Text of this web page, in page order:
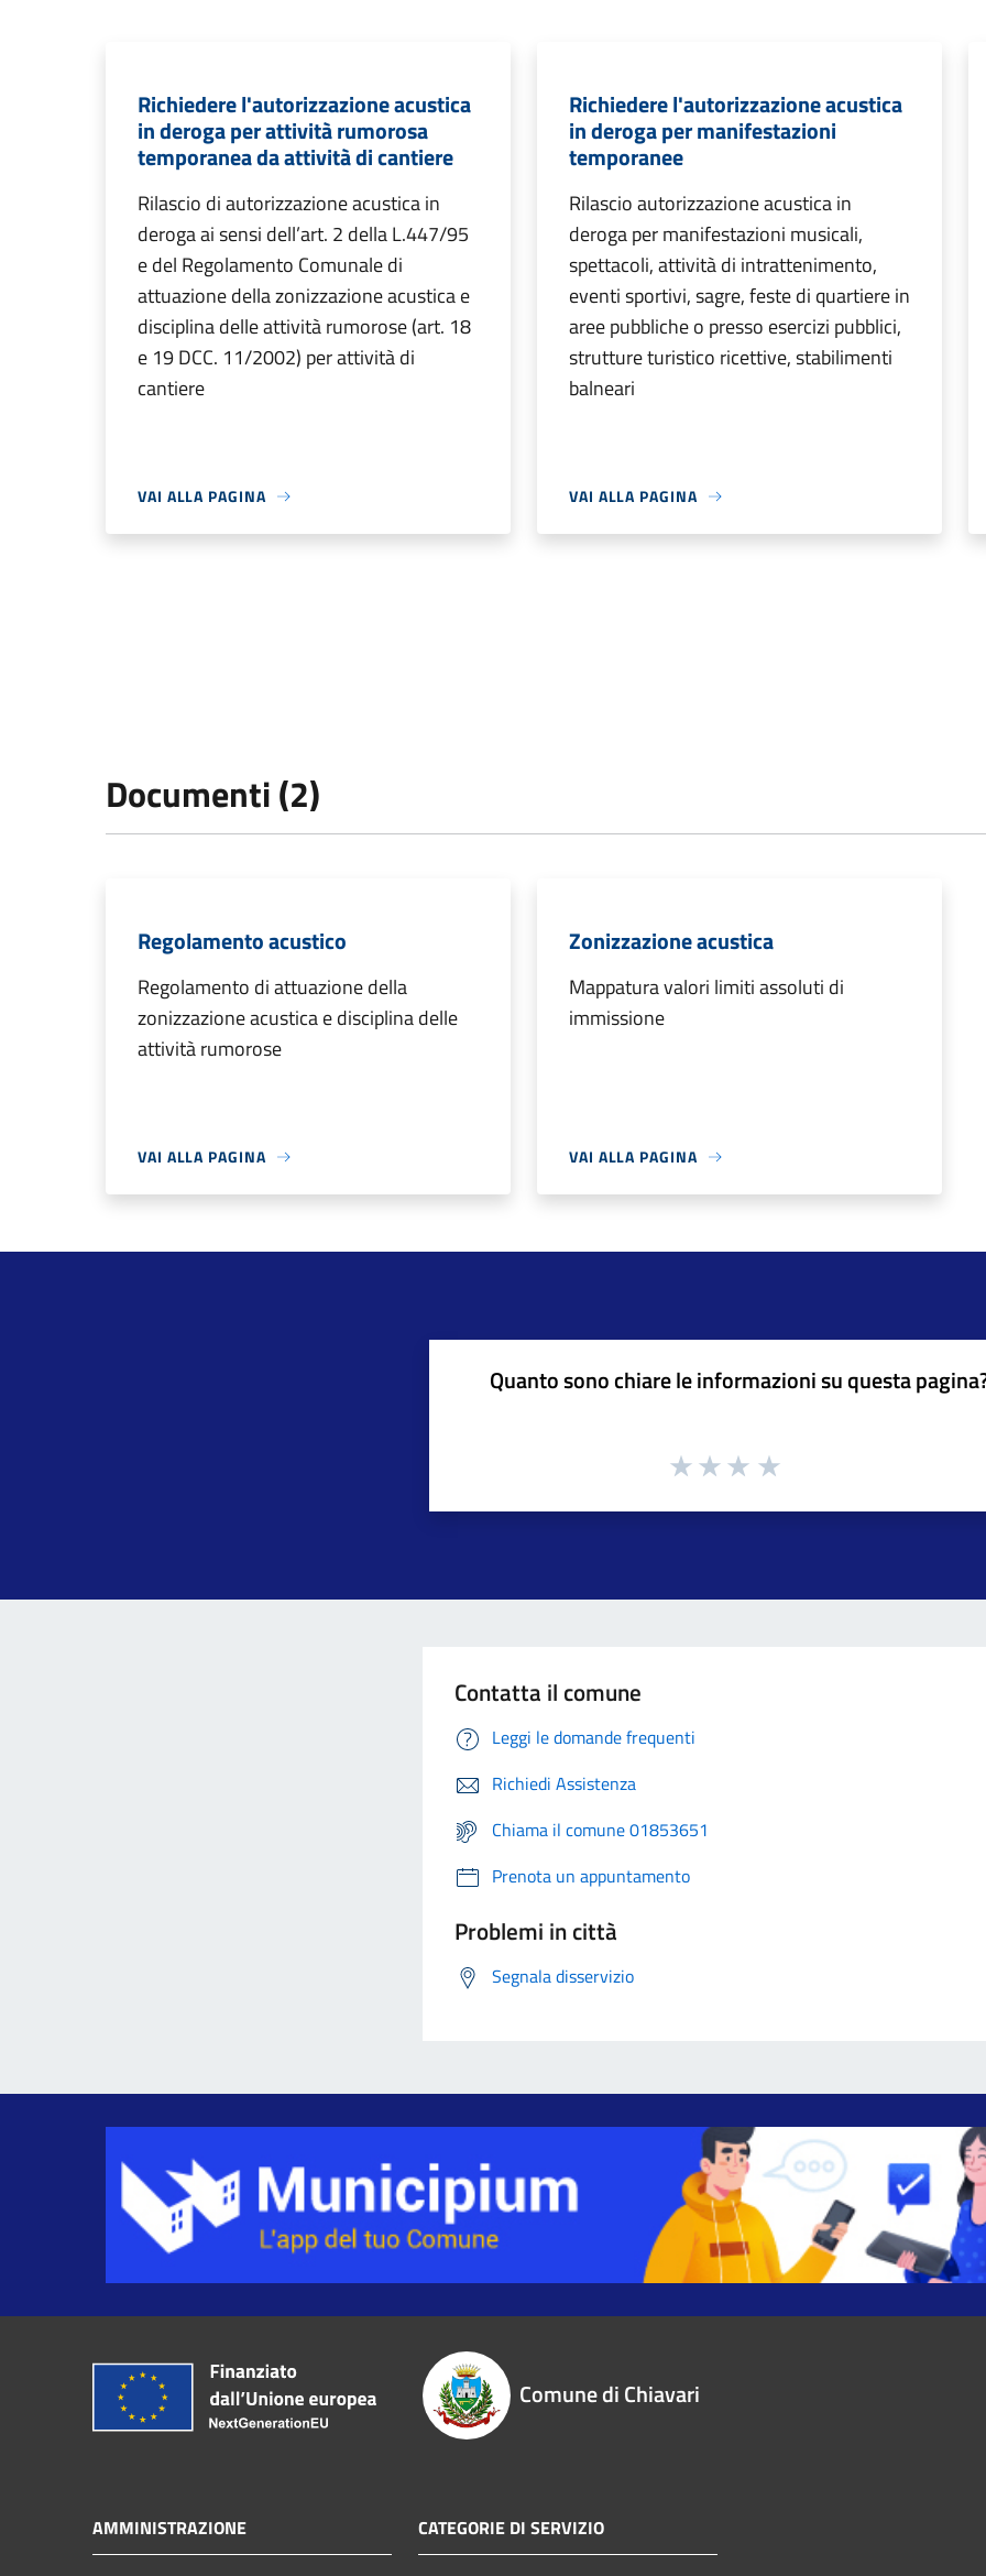
Richiedere l'autorizzazione acustica
in deroga per attività rumorosa
temporanea da attività di cantiere
Rilascio di autorizzazione acustica in
deroga ai sensi dell’art. 2 della L.447/95
e del Regolamento Comunale di
attuazione della zonizzazione acustica e
disciplina delle attività rumorose (art. 18
e 19 DCC. 11/2002) per attività di
cantiere
VAI ALLA PAGINA
Richiedere l'autorizzazione acustica
in deroga per manifestazioni
temporanee
Rilascio autorizzazione acustica in
deroga per manifestazioni musicali,
spettacoli, attività di intrattenimento,
eventi sportivi, sagre, feste di quartiere in
aree pubbliche o presso esercizi pubblici,
strutture turistico ricettive, stabilimenti
balneari
VAI ALLA PAGINA
Documenti (2)
Regolamento acustico
Regolamento di attuazione della
zonizzazione acustica e disciplina delle
attività rumorose
VAI ALLA PAGINA
Zonizzazione acustica
Mappatura valori limiti assoluti di
immissione
VAI ALLA PAGINA
Quanto sono chiare le informazioni su questa
Contatta il comune
Leggi le domande frequenti
Richiedi Assistenza
Chiama il comune 01853651
Prenota un appuntamento
Problemi in città
Segnala disservizio
Comune di Chiavari
AMMINISTRAZIONE CATEGORIE DI SERVIZIO